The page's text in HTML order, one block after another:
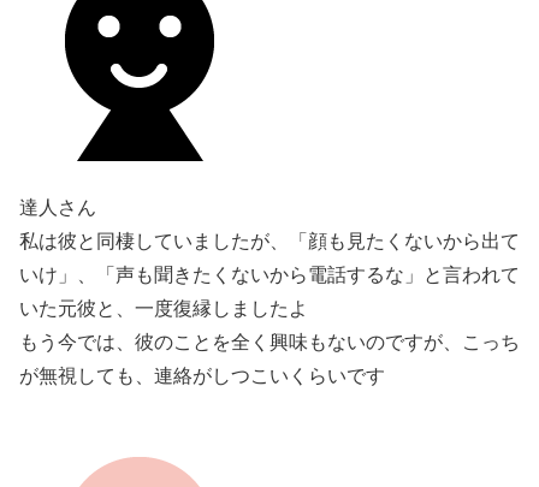
達人さん
私は彼と同棲していましたが、「顔も見たくないから出て
いけ」、「声も聞きたくないから電話するな」と言われて
いた元彼と、一度復縁しましたよ
もう今では、彼のことを全く興味もないのですが、こっち
が無視しても、連絡がしつこいくらいです